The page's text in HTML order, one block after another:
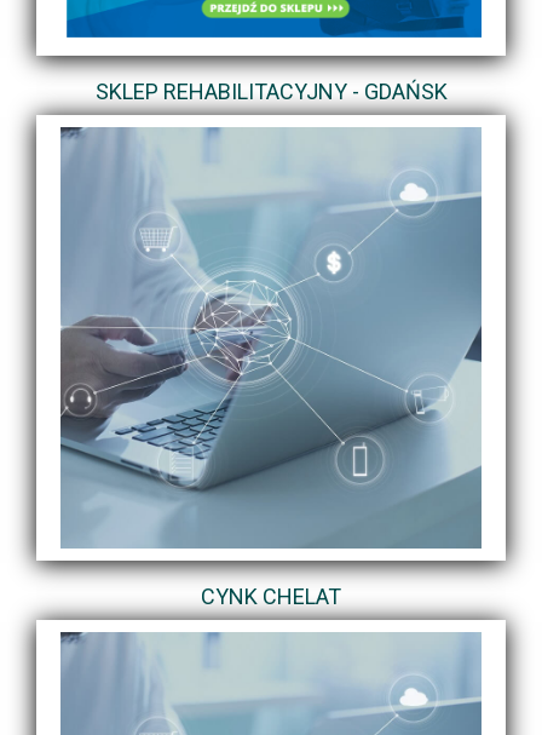
SKLEP REHABILITACYJNY - GDAŃSK
CYNK CHELAT